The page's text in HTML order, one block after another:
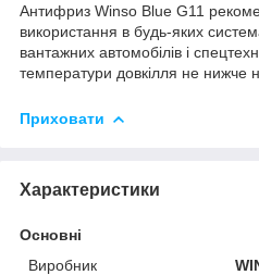
Антифриз Winso Blue G11
використання в будь-яких
вантажних автомобілів і
температури довкілля не нижче
Приховати
Характеристики
Основні
Виробник